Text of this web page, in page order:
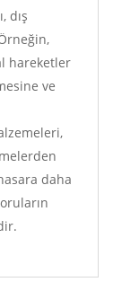
dış
hareketler
ve
daha